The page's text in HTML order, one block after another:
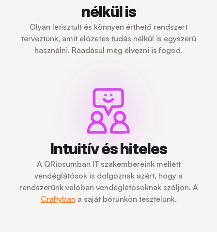
nélkül is
Olyan letisztult és könnyen érthető rendszert
terveztünk, amit előzetes tudás nélkül is egyszerű
használni. Ráadásul még élvezni is fogod.
Intuitív és hiteles
A QRiosumban IT szakembereink mellett
vendéglátósok is dolgoznak azért, hogy a
rendszerünk valóban vendéglátósoknak szóljon. A
Craftyban a saját bőrünkön tesztelünk.